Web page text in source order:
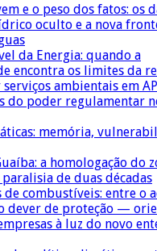
e o peso dos fatos: os
oculto e a nova
da Energia: quando a
encontra os limites da
ambientais em
do poder regulamentar
memória,
a homologação do
de duas décadas
de combustíveis: entre o
dever de proteção —
à luz do novo